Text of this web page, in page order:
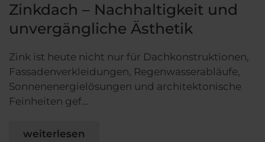
Zinkdach – Nachhaltigkeit und
unvergängliche Ästhetik
Zink ist heute nicht nur für Dachkonstruktionen,
Fassadenverkleidungen, Regenwasserabläufe,
Sonnenenergielösungen und architektonische
Feinheiten gef…
weiterlesen